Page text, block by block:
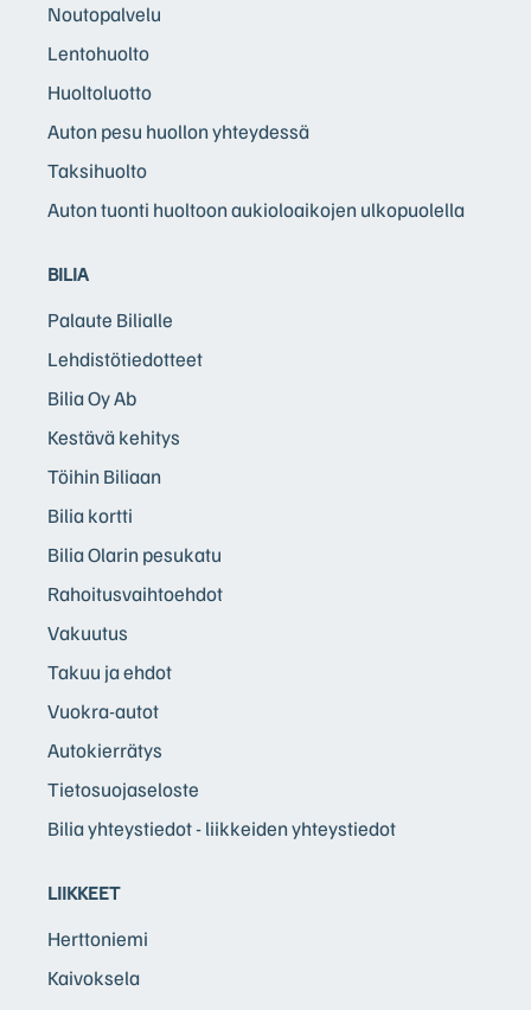
Noutopalvelu
Lentohuolto
Huoltoluotto
Auton pesu huollon yhteydessä
Taksihuolto
Auton tuonti huoltoon aukioloaikojen ulkopuolella
BILIA
Palaute Bilialle
Lehdistötiedotteet
Bilia Oy Ab
Kestävä kehitys
Töihin Biliaan
Bilia kortti
Bilia Olarin pesukatu
Rahoitusvaihtoehdot
Vakuutus
Takuu ja ehdot
Vuokra-autot
Autokierrätys
Tietosuojaseloste
Bilia yhteystiedot - liikkeiden yhteystiedot
LIIKKEET
Herttoniemi
Kaivoksela